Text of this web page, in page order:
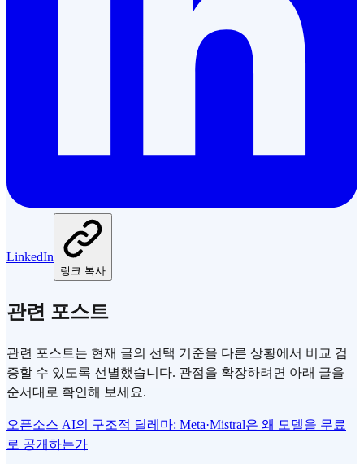
LinkedIn
링크 복사
관련 포스트
관련 포스트는 현재 글의 선택 기준을 다른 상황에서 비교 검
증할 수 있도록 선별했습니다. 관점을 확장하려면 아래 글을
순서대로 확인해 보세요.
오픈소스 AI의 구조적 딜레마: Meta·Mistral은 왜 모델을 무료
로 공개하는가